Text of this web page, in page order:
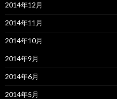
2014年12月
2014年11月
2014年10月
2014年9月
2014年6月
2014年5月